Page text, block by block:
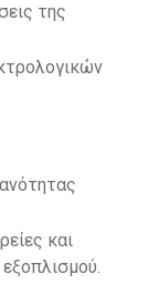
της
και